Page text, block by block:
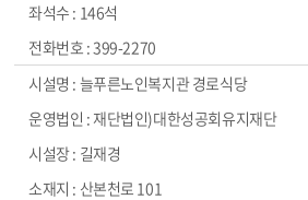
146석
399-2270
늘푸른노인복지관 경로식당
재단법인)대한성공회유지재단
길재경
산본천로 101